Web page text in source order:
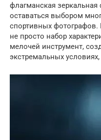
флагманская
оставаться выбором
спортивных фотографов.
не просто набор
мелочей инструмент,
экстремальных